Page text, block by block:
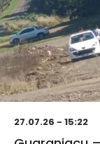
27.07.26 - 15:22